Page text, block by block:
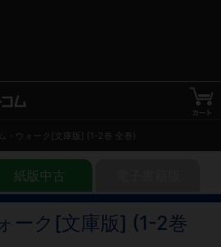
ム・ウォーク[文庫版] (1-2巻 全巻)
紙版中古
ーク[文庫版] (1-2巻